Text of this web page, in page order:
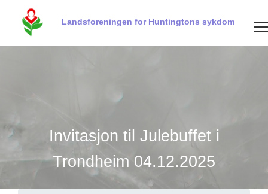
Landsforeningen for Huntingtons sykdom
Invitasjon til Julebuffet i
Trondheim 04.12.2025